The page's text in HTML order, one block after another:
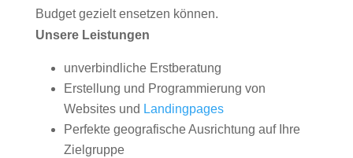
Budget gezielt ensetzen können.
Unsere Leistungen
unverbindliche Erstberatung
Erstellung und Programmierung von
Websites und Landingpages
Perfekte geografische Ausrichtung auf Ihre
Zielgruppe